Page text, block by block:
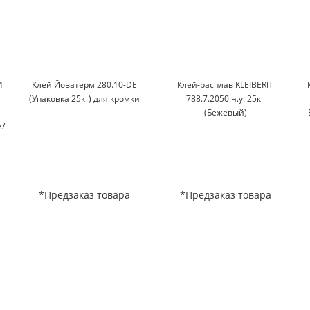
Клей Йоватерм 280.10-DE
(Упаковка 25кг) для кромки
*Предзаказ товара
Клей-расплав KLEIBERIT
788.7.2050 н.у. 25кг
(Бежевый)
*Предзаказ товара